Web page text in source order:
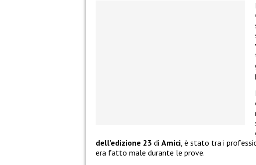
dell’edizione 23 di Amici, è stato tra i
era fatto male durante le prove.